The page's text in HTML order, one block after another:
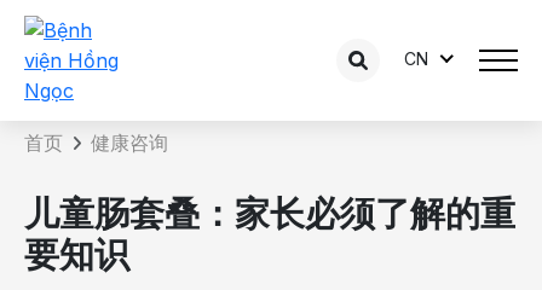
CN
咨询内容详情
首页 健康咨询
儿童肠套叠：家长必须了解的重
要知识